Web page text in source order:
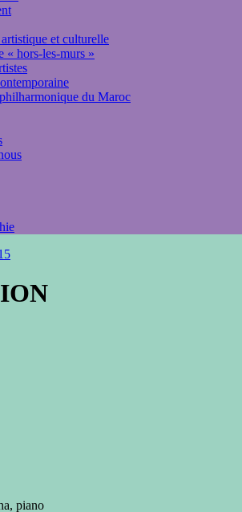
et culturelle
« hors-les-murs »
du Maroc
piano